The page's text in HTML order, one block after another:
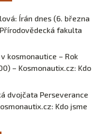
Írán dnes (6. března
fakulta
kosmonautice – Rok
– Kosmonautix.cz: Kdo
dvojčata Perseverance
: Kdo jsme